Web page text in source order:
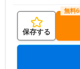
保存する